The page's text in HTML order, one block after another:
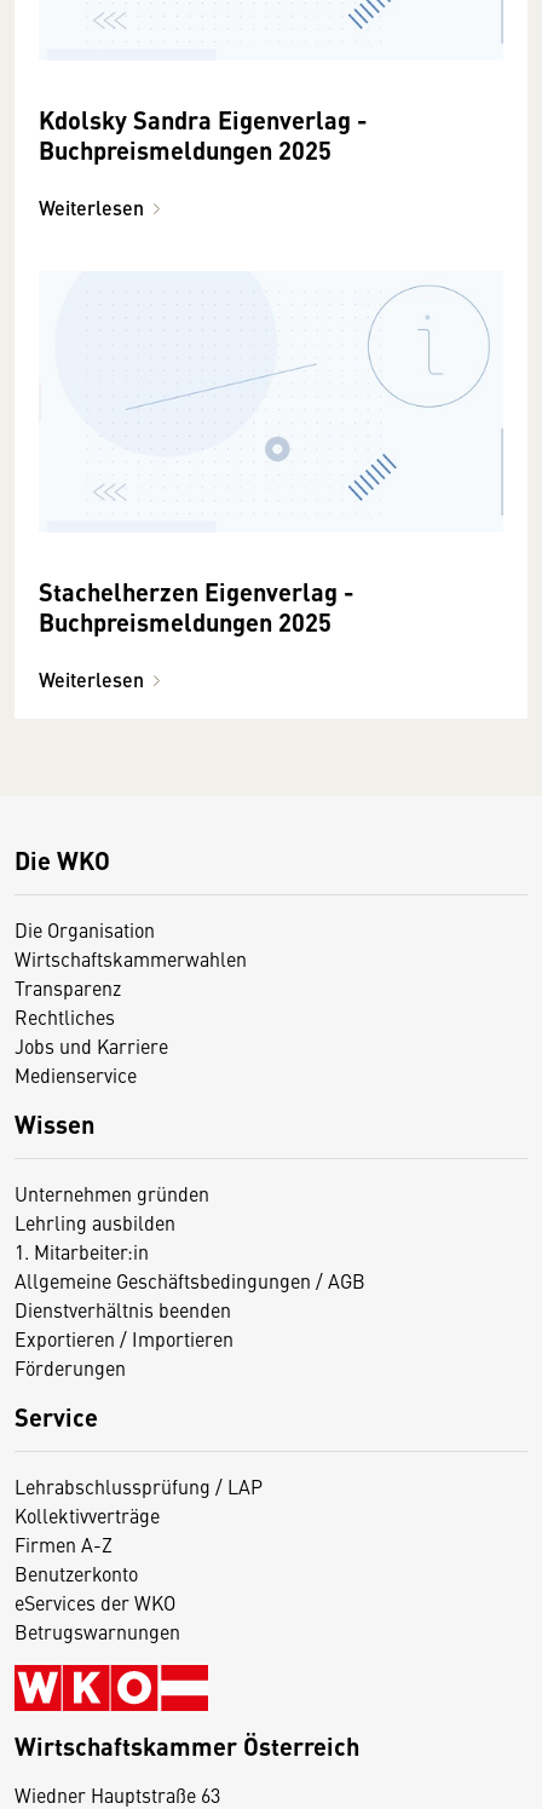
Kdolsky Sandra Eigenverlag -
Buchpreismeldungen 2025
Weiterlesen
Stachelherzen Eigenverlag -
Buchpreismeldungen 2025
Weiterlesen
Die WKO
Die Organisation
Wirtschaftskammerwahlen
Transparenz
Rechtliches
Jobs und Karriere
Medienservice
Wissen
Unternehmen gründen
Lehrling ausbilden
1. Mitarbeiter:in
Allgemeine Geschäftsbedingungen / AGB
Dienstverhältnis beenden
Exportieren / Importieren
Förderungen
Service
Lehrabschlussprüfung / LAP
Kollektivverträge
Firmen A-Z
Benutzerkonto
eServices der WKO
Betrugswarnungen
Wirtschaftskammer Österreich
Wiedner Hauptstraße 63
D